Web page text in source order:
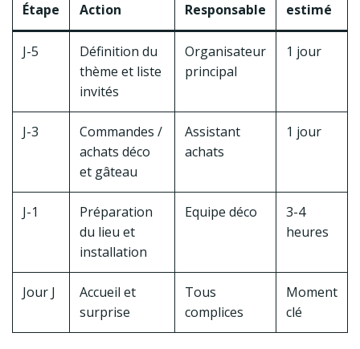
Étape Action Responsable
estimé
J-5
Définition du
thème et liste
invités
Organisateur
principal
1 jour
J-3
Commandes /
achats déco
et gâteau
Assistant
achats
1 jour
J-1
Préparation
du lieu et
installation
Equipe déco
3-4
heures
Jour J
Accueil et
surprise
Tous
complices
Moment
clé